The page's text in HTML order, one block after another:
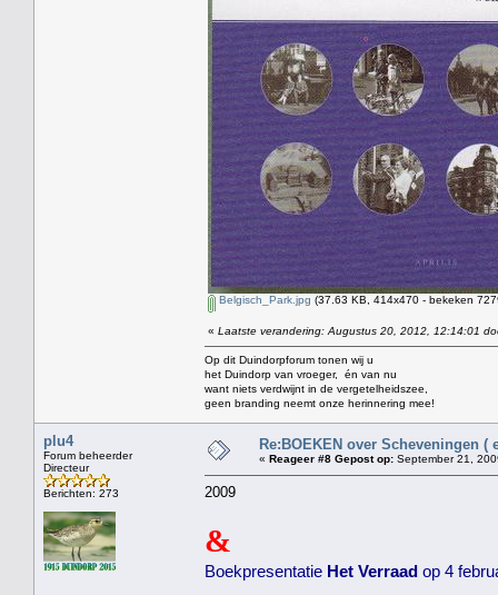
Belgisch_Park.jpg (37.63 KB, 414x470 - bekeken
« Laatste verandering: Augustus 20, 2012, 12:14:01
Op dit Duindorpforum tonen wij u
het Duindorp van vroeger, én van nu
want niets verdwijnt in de vergetelheidszee,
geen branding neemt onze herinnering mee!
plu4
Forum beheerder
Directeur
Berichten: 273
Re:BOEKEN over Scheveningen (
« Reageer #8 Gepost op: September 21,
2009
&
Boekpresentatie Het Verraad op 4